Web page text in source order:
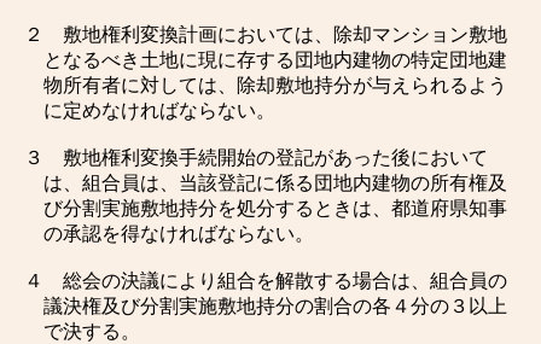
２ 敷地権利変換計画においては、除却マンション敷地
となるべき土地に現に存する団地内建物の特定団地建
物所有者に対しては、除却敷地持分が与えられるよう
に定めなければならない。
３ 敷地権利変換手続開始の登記があった後において
は、組合員は、当該登記に係る団地内建物の所有権及
び分割実施敷地持分を処分するときは、都道府県知事
の承認を得なければならない。
４ 総会の決議により組合を解散する場合は、組合員の
議決権及び分割実施敷地持分の割合の各４分の３以上
で決する。